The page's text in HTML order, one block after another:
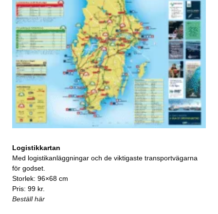
Logistikkartan
Med logistikanläggningar och de viktigaste transportvägarna
för godset.
Storlek: 96×68 cm
Pris: 99 kr.
Beställ här